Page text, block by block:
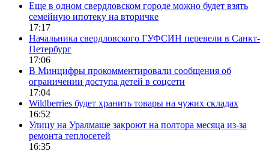
Еще в одном свердловском городе можно будет взять
семейную ипотеку на вторичке
17:17
Начальника свердловского ГУФСИН перевели в Санкт-
Петербург
17:06
В Минцифры прокомментировали сообщения об
ограничении доступа детей в соцсети
17:04
Wildberries будет хранить товары на чужих складах
16:52
Улицу на Уралмаше закроют на полтора месяца из-за
ремонта теплосетей
16:35